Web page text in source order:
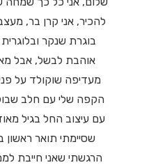
אוהבת לבשל, אבל
מעדיפה שוקולד על
הקפה שלי עם חלב
עם עיצוב החל בגיל
שסיימתי תואר ראשון
הרגשתי שאני חייבת